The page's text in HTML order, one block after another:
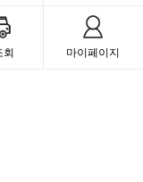
회 마이페이지